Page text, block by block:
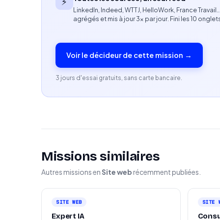
Expérience confirmée d’au moins 5 ans en
Excellente maîtrise de Python et des LLM
Expérience avec LangChain, LlamaIndex et
Forte autonomie et sens des
LinkedIn, Indeed, WTTJ, HelloWork, France Travail…
agrégés et mis à jour 3× par jour. Fini les 10
Voir le décideur de cette mission →
3 jours d'essai gratuits, sans carte bancaire.
Missions similaires
Autres missions enSite web récemment publiées.
SITE WEB
Expert IA
SITE